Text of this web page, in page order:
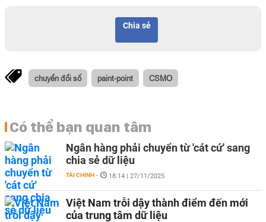
Chia sẻ
chuyển đổi số paint-point CSMO
Có thể bạn quan tâm
Ngân hàng phải chuyển từ 'cát cứ' sang
chia sẻ dữ liệu
TÀI CHÍNH - 18:14 | 27/11/2025
Việt Nam trỗi dậy thành điểm đến mới
của trung tâm dữ liệu